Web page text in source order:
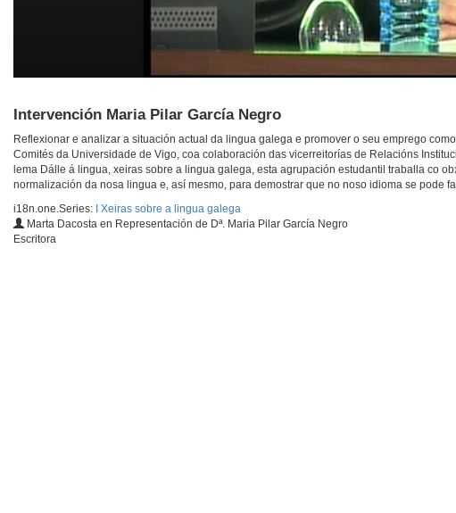
Intervención Maria Pilar García Negro
Reflexionar e analizar a situación actual da lingua galega e promover o seu emprego
Comités da Universidade de Vigo, coa colaboración das vicerreitorías de Relacións
lema Dálle á lingua, xeiras sobre a lingua galega, esta agrupación estudantil traballa co
normalización da nosa lingua e, así mesmo, para demostrar que no noso idioma se pode
i18n.one.Series:
I Xeiras sobre a lingua galega
Marta Dacosta en Representación de Dª. Maria Pilar García Negro
Escritora